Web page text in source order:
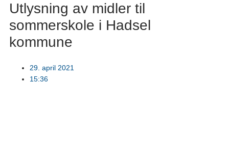
Utlysning av midler til
sommerskole i Hadsel
kommune
29. april 2021
15:36